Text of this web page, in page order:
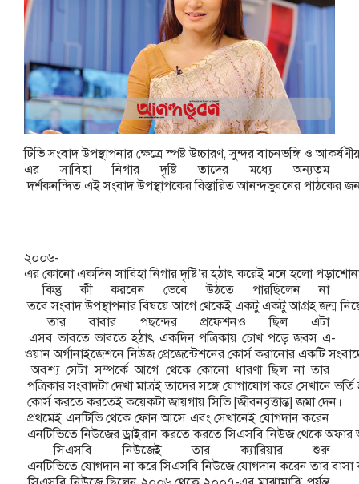
টিভিসংবাদউপস্থাপনারক্ষেত্রেস্পষ্টউচ্চারণ,সুন্দরবাচনভঙ্গি ও
এর
সাবিহা নিগার দৃষ্টি তাদের মধ্যে
অন্যতম।
দর্শকনন্দিত এইসংবাদউপস্থাপকেরবিস্তারিতআনন্দভুবনেরপাঠকের
২০০৬-
এরকোনো একদিনসাবিহানিগারদৃষ্টি’রহঠাৎ করেইমনেহলো
কিন্তু
কী করবেন ভেবে উঠতে পারছিলেন
না।
তবেসংবাদউপস্থাপনারবিষয়েআগেথেকেই একটু একটুআগ্রহজন্ম
তার
বাবার পছন্দের প্রফেশনও ছিল
এটা।
এসব ভাবতে ভাবতে হঠাৎ একদিন পত্রিকায় চোখ পড়ে জবস এ-
ওয়ানঅর্গানাইজেশনেনিউজপ্রেজেন্টেশনেরকোর্সকরানোর একটি
অবশ্য সেটা সম্পর্কে আগে থেকে কোনো ধারণা ছিল না তার।
পত্রিকারসংবাদটাদেখামাত্রইতাদেরসঙ্গেযোগাযোগকরেসেখানেভর্তি
কোর্সকরতেকরতেইকয়েকটাজায়গায়সিভি[জীবনবৃত্তান্ত]জমাদেন।
প্রথমেই এনটিভি থেকে ফোন আসে এবং সেখানেই যোগদান করেন।
এনটিভিতেনিউজেরড্রাইরানকরতেকরতেসিএসবিনিউজথেকেঅফার
সিএসবি
নিউজেই তার ক্যারিয়ার
শুরু।
এনটিভিতেযোগদাননাকরেসিএসবিনিউজেযোগদানকরেনতারবাসা